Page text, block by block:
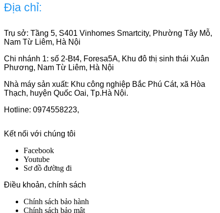
Địa chỉ:
Trụ sở: Tầng 5, S401 Vinhomes Smartcity, Phường Tây Mỗ,
Nam Từ Liêm, Hà Nội
Chi nhánh 1: số 2-Bt4, Foresa5A, Khu đô thị sinh thái Xuân
Phương, Nam Từ Liêm, Hà Nội
Nhà máy sản xuất: Khu công nghiệp Bắc Phú Cát, xã Hòa
Thạch, huyện Quốc Oai, Tp.Hà Nội.
Hotline: 0974558223,
Kết nối với chúng tôi
Facebook
Youtube
Sơ đồ đường đi
Điều khoản, chính sách
Chính sách bảo hành
Chính sách bảo mật